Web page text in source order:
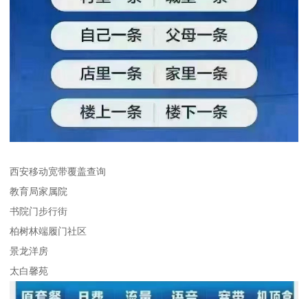
西安移动宽带覆盖查询
教育局家属院
书院门步行街
柏树林端履门社区
景龙洋房
太白馨苑